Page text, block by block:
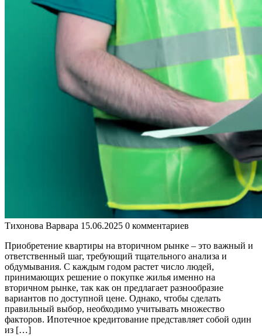
Тихонова Варвара 15.06.2025 0 комментариев
Приобретение квартиры на вторичном рынке – это важный и
ответственный шаг, требующий тщательного анализа и
обдумывания. С каждым годом растет число людей,
принимающих решение о покупке жилья именно на
вторичном рынке, так как он предлагает разнообразие
вариантов по доступной цене. Однако, чтобы сделать
правильный выбор, необходимо учитывать множество
факторов. Ипотечное кредитование представляет собой один
из […]